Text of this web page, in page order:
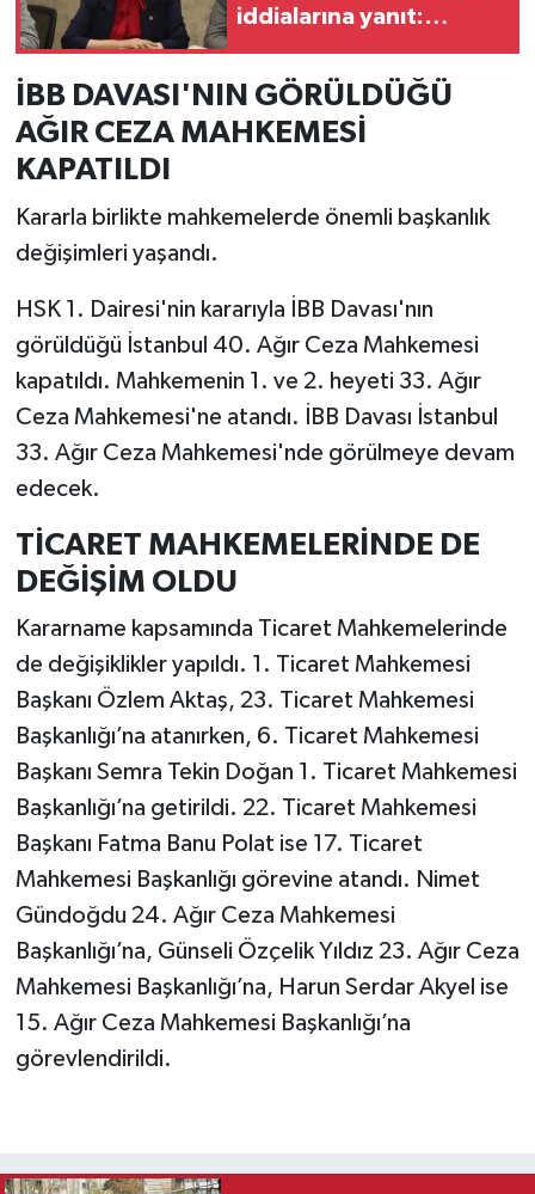
iddialarına yanıt:
paşa paşa yatarım'
İBB DAVASI'NIN GÖRÜLDÜĞÜ
AĞIR CEZA MAHKEMESİ
KAPATILDI
Kararla birlikte mahkemelerde önemli başkanlık
değişimleri yaşandı.
HSK 1. Dairesi'nin kararıyla İBB Davası'nın
görüldüğü İstanbul 40. Ağır Ceza Mahkemesi
kapatıldı. Mahkemenin 1. ve 2. heyeti 33. Ağır
Ceza Mahkemesi'ne atandı. İBB Davası İstanbul
33. Ağır Ceza Mahkemesi'nde görülmeye devam
edecek.
TİCARET MAHKEMELERİNDE DE
DEĞİŞİM OLDU
Kararname kapsamında Ticaret Mahkemelerinde
de değişiklikler yapıldı. 1. Ticaret Mahkemesi
Başkanı Özlem Aktaş, 23. Ticaret Mahkemesi
Başkanlığı’na atanırken, 6. Ticaret Mahkemesi
Başkanı Semra Tekin Doğan 1. Ticaret Mahkemesi
Başkanlığı’na getirildi. 22. Ticaret Mahkemesi
Başkanı Fatma Banu Polat ise 17. Ticaret
Mahkemesi Başkanlığı görevine atandı. Nimet
Gündoğdu 24. Ağır Ceza Mahkemesi
Başkanlığı’na, Günseli Özçelik Yıldız 23. Ağır Ceza
Mahkemesi Başkanlığı’na, Harun Serdar Akyel ise
15. Ağır Ceza Mahkemesi Başkanlığı’na
görevlendirildi.